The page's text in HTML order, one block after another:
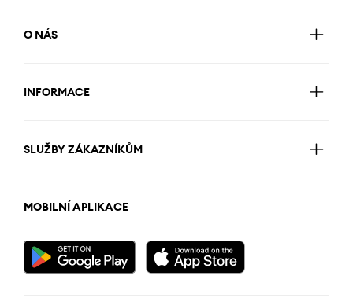
O NÁS
INFORMACE
SLUŽBY ZÁKAZNÍKŮM
MOBILNÍ APLIKACE